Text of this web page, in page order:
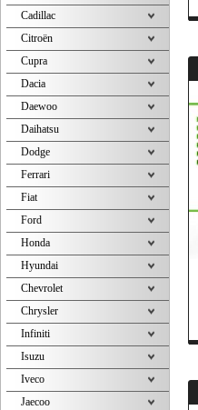
Cadillac
Citroën
Cupra
Dacia
Daewoo
Daihatsu
Dodge
Ferrari
Fiat
Ford
Honda
Hyundai
Chevrolet
Chrysler
Infiniti
Isuzu
Iveco
Jaecoo